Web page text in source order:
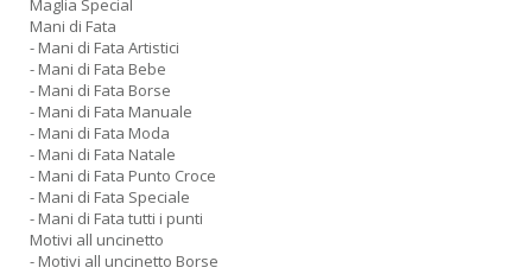
Maglia Special
Mani di Fata
- Mani di Fata Artistici
- Mani di Fata Bebe
- Mani di Fata Borse
- Mani di Fata Manuale
- Mani di Fata Moda
- Mani di Fata Natale
- Mani di Fata Punto Croce
- Mani di Fata Speciale
- Mani di Fata tutti i punti
Motivi all uncinetto
- Motivi all uncinetto Borse